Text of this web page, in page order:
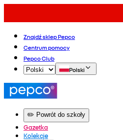
Znajdź sklep Pepco
Centrum pomocy
Pepco Club
Polski
✏️ Powrót do szkoły
Gazetka
Kolekcje